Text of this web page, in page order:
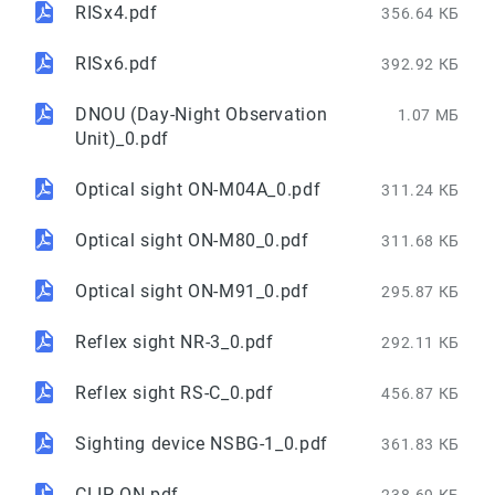
RISx4.pdf 356.64 КБ
RISx6.pdf 392.92 КБ
DNOU (Day-Night Observation
Unit)_0.pdf
1.07 МБ
Optical sight ON-M04A_0.pdf 311.24 КБ
Optical sight ON-M80_0.pdf 311.68 КБ
Optical sight ON-M91_0.pdf 295.87 КБ
Reflex sight NR-3_0.pdf 292.11 КБ
Reflex sight RS-C_0.pdf 456.87 КБ
Sighting device NSBG-1_0.pdf 361.83 КБ